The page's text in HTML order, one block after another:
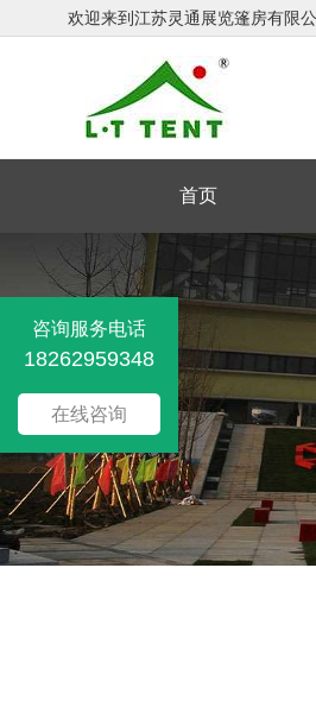
欢迎来到江苏灵通展览篷房有限
首页
咨询服务电话
18262959348
在线咨询